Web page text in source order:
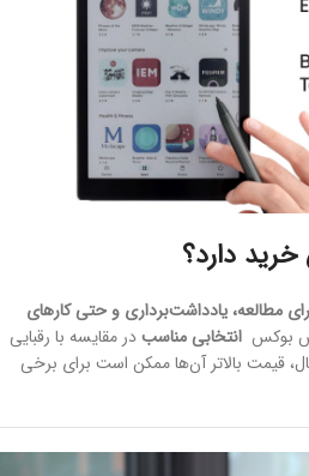
مطالعه، یادداشت‌برداری و حتی کارهای
بوکس انتخابی مناسبدر مقایسه با رقبایی
قیمت بالاتر آن‌ها ممکن است برای برخی